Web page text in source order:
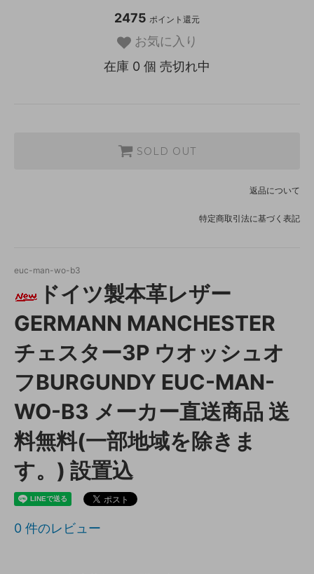
2475 ポイント還元
お気に入り
在庫 0 個 売切れ中
SOLD OUT
返品について
特定商取引法に基づく表記
euc-man-wo-b3
ドイツ製本革レザー
GERMANN MANCHESTER
チェスター3P ウオッシュオ
フBURGUNDY EUC-MAN-
WO-B3 メーカー直送商品 送
料無料(一部地域を除きま
す。) 設置込
0 件のレビュー